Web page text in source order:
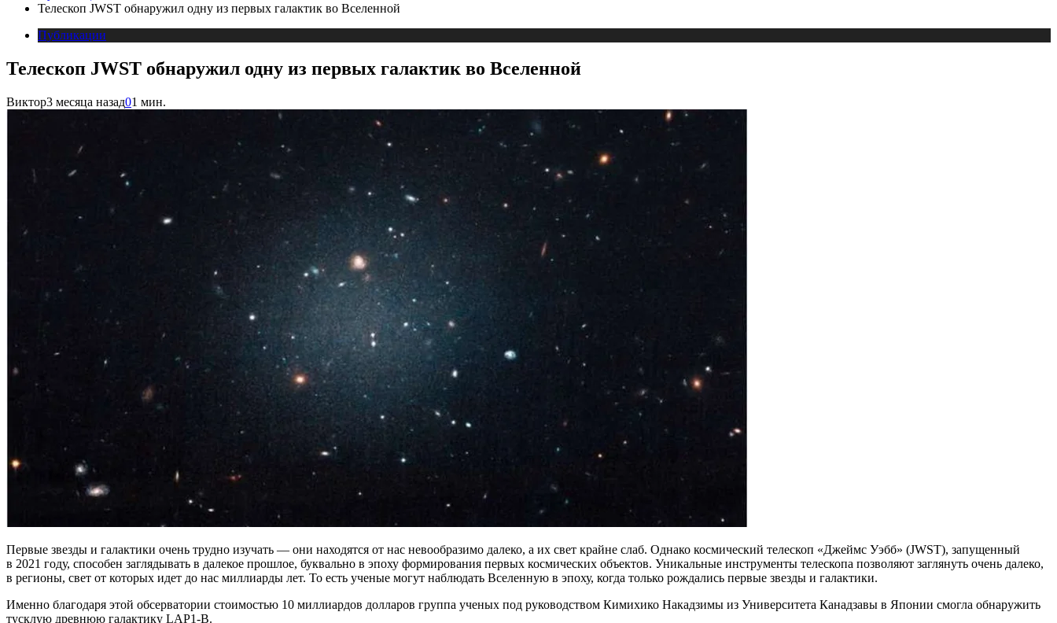
Телескоп JWST обнаружил одну из первых галактик во Вселенной
Публикации
Телескоп JWST обнаружил одну из первых галактик во Вселенной
Виктор3 месяца назад01 мин.
Первые звезды и галактики очень трудно изучать — они находятся от нас невообразимо далеко, а их свет крайне слаб. Однако космический телескоп «Джеймс Уэбб» (JWST), запущенный
в 2021 году, способен заглядывать в далекое прошлое, буквально в эпоху формирования первых космических объектов. Уникальные инструменты телескопа позволяют заглянуть очень далеко,
в регионы, свет от которых идет до нас миллиарды лет. То есть ученые могут наблюдать Вселенную в эпоху, когда только рождались первые звезды и галактики.
Именно благодаря этой обсерватории стоимостью 10 миллиардов долларов группа ученых под руководством Кимихико Накадзимы из Университета Канадзавы в Японии смогла обнаружить
тусклую древнюю галактику LAP1-B.